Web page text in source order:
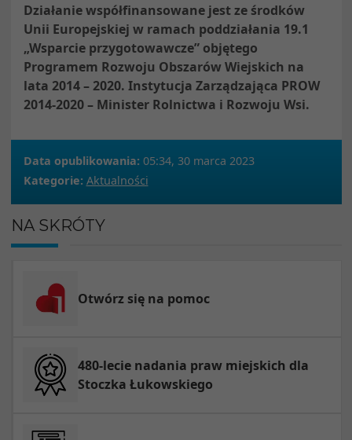
Działanie współfinansowane jest ze środków
Unii Europejskiej w ramach poddziałania 19.1
„Wsparcie przygotowawcze” objętego
Programem Rozwoju Obszarów Wiejskich na
lata 2014 – 2020. Instytucja Zarządzająca PROW
2014-2020 – Minister Rolnictwa i Rozwoju Wsi.
Data opublikowania: 05:34, 30 marca 2023
Kategorie: Aktualności
NA SKRÓTY
Otwórz się na pomoc
480-lecie nadania praw miejskich dla
Stoczka Łukowskiego